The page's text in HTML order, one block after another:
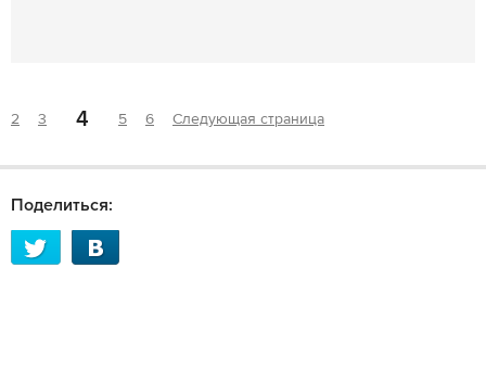
2 3 4 5 6 Следующая страница
Поделиться: